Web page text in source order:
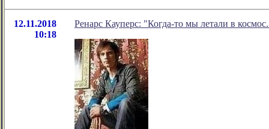
12.11.2018
10:18
Ренарс Кауперс: "Когда-то мы летали в